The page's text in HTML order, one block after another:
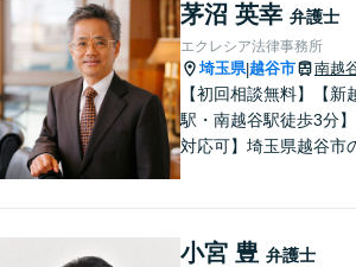
茅沼 英幸 弁護士
エクレシア法律事務所
埼玉県|越谷市 南越
【初回相談無料】【新
駅・南越谷駅徒歩3分
対応可】埼玉県越谷市
小宮 豊 弁護士